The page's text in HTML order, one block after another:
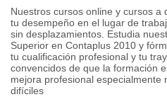
Nuestros cursos online y cursos
tu desempeño en el lugar de
sin desplazamientos. Estudia
Superior en Contaplus 2010 y
tu cualificación profesional y tu
convencidos de que la formación
mejora profesional especialmente
difíciles